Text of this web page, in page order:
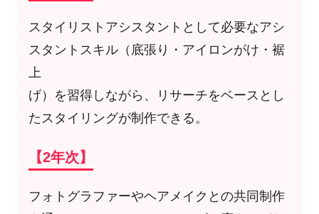
スタイリストアシスタントとして必要なアシ
スタントスキル（底張り・アイロンがけ・裾
上
げ）を習得しながら、リサーチをベースとし
たスタイリングが制作できる。
【2年次】
フォトグラファーやヘアメイクとの共同制作